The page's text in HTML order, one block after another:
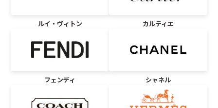
ルイ・ヴィトン カルティエ
フェンディ シャネル